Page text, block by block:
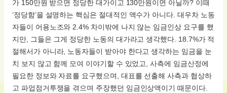
가 150만원 받으면 정당한 대가이고 130만원이면 아닐까? 이때
‘정당함’을 설명하는 핵심은 절대적인 액수가 아니다. 대우차 노동
자들이 어용노조와 2.4% 차이밖에 나지 않는 임금인상 요구를 했
지만, 그들은 그게 정당한 노동의 대가라고 생각했다. 18.7%가 적
절해서가 아니라, 노동자들이 받아야 한다고 생각하는 임금을 눈
치 보지 않고 함께 모여 이야기할 수 있었고, 사측에 임금산정에
필요한 정보와 자료를 요구했으며, 대표를 선출해 사측과 협상하
고 파업점거투쟁을 겪으며 주장했던 임금인상액이기 때문이다.